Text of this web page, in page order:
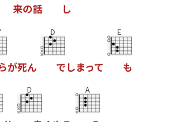
来の話 し
が死ん
D
でしまって
E
も
D A